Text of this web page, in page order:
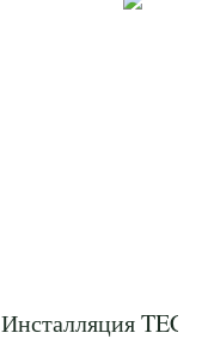
Инсталляция